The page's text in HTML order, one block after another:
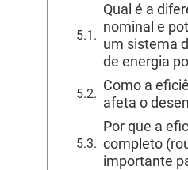
Qual é a
nominal e
um sistema
de energia
Como a
afeta o
Por que a
completo
importante